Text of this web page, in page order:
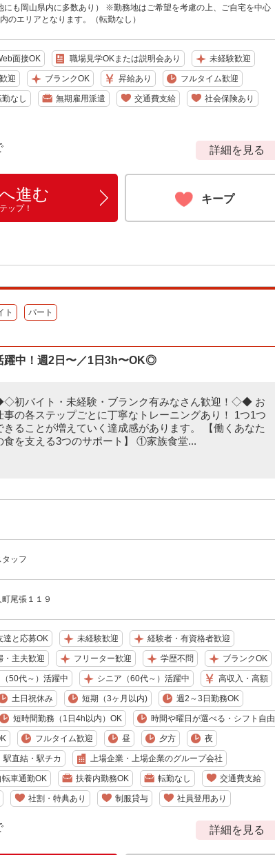
にも岡山県内に多数あり） ※勤務地はご希望を考慮の上、ご自宅を中心
のエリアとなります。（転勤なし）
面接OK 職場見学OKまたは説明会あり 未経験歓迎
迎 ブランクOK 昇給あり フルタイム歓迎
勤なし 無期雇用派遣 交通費支給 社会保険あり
詳細を見る
進む
ップ！
キープ
ト パート
躍中！週2日〜／1日3h〜OK◎
初バイト・未経験・ブランク有みなさん歓迎！◇◆ お
事の各ステップごとに丁寧なトレーニングあり！ 1つ1つ
きることが増えていく達成感があります。 【働くあなた
食を支える3つのサポート】 ①家族食堂...
ッフ
尾張１１９
達と応募OK 未経験歓迎 経験者・有資格者歓迎
・主夫歓迎 フリーター歓迎 学歴不問 ブランクOK
50代～）活躍中 シニア（60代～）活躍中 高収入・高額
土日祝休み 短期（3ヶ月以内) 週2～3日勤務OK
短時間勤務（1日4h以内）OK 時間や曜日が選べる・シフト自由
フルタイム歓迎 昼 夕方 夜
駅直結・駅チカ 上場企業・上場企業のグループ会社
転車通勤OK 扶養内勤務OK 転勤なし 交通費支給
社割・特典あり 制服貸与 社員登用あり
詳細を見る